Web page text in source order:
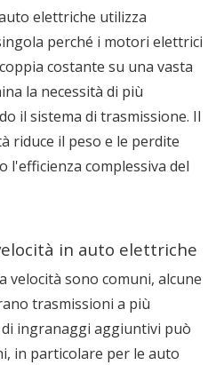
elettriche utilizza
perché i motori elettrici
costante su una vasta
la necessità di più
il sistema di trasmissione. Il
riduce il peso e le perdite
l'efficienza complessiva del
in auto elettriche
velocità sono comuni, alcune
trasmissioni a più
ingranaggi aggiuntivi può
in particolare per le auto